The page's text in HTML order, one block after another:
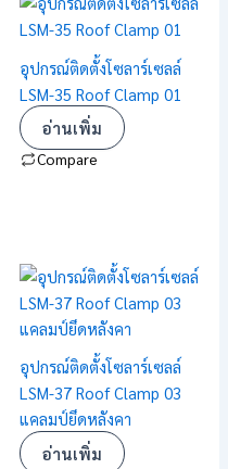
อุปกรณ์ติดตั้งโซลาร์เซลล์
LSM-35 Roof Clamp 01
อ่านเพิ่ม
Compare
อุปกรณ์ติดตั้งโซลาร์เซลล์
LSM-37 Roof Clamp 03
แคลมป์ยึดหลังคา
อ่านเพิ่ม